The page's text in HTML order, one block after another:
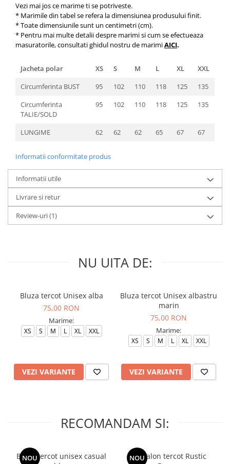
Vezi mai jos ce marime ti se potriveste.
* Marimile din tabel se refera la dimensiunea produsului finit.
* Toate dimensiunile sunt un centimetri (cm).
* Pentru mai multe detalii despre marimi si cum se efectueaza
masuratorile, consultati ghidul nostru de marimiAICI.
Jacheta polar XS S M L XL
XXL
Circumferinta BUST
95 102 110 118 125
135
Circumferinta
TALIE/SOLD
95 102 110 118 125 135
LUNGIME 62 62 62 65 67 67
Informatii conformitate produs
Informatii utile
Livrare si retur
Review-uri(1)
NU UITA DE:
Bluza tercot Unisex alba
75,00 RON
Marime:
XS S M L XL XXL
VEZI VARIANTE
Bluza tercot Unisex albastru
marin
75,00 RON
Marime:
XS S M L XL XXL
VEZI VARIANTE
RECOMANDAM SI:
NOU
Bluza tercot unisex casual
NOU
Pantalon tercot Rustic